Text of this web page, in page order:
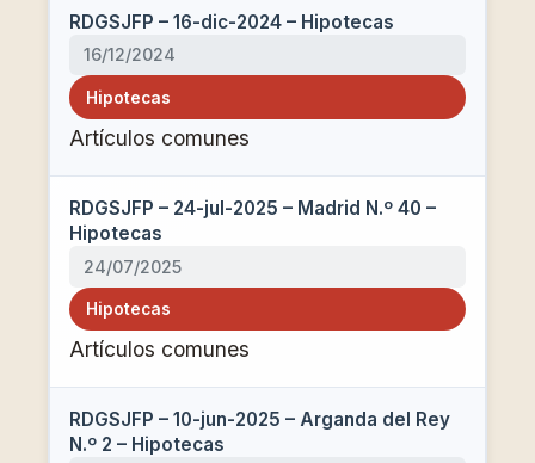
RDGSJFP – 16-dic-2024 – Hipotecas
16/12/2024
Hipotecas
Artículos comunes
RDGSJFP – 24-jul-2025 – Madrid N.º 40 –
Hipotecas
24/07/2025
Hipotecas
Artículos comunes
RDGSJFP – 10-jun-2025 – Arganda del Rey
N.º 2 – Hipotecas